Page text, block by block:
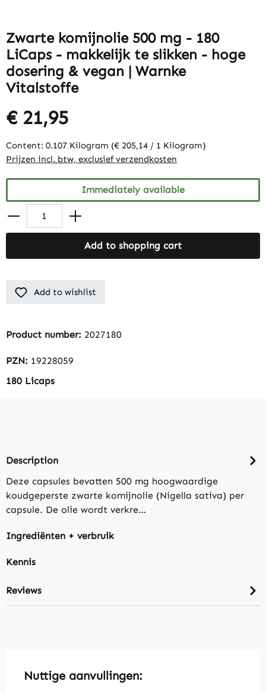
Zwarte komijnolie 500 mg - 180
LiCaps - makkelijk te slikken - hoge
dosering & vegan | Warnke
Vitalstoffe
€ 21,95
Content: 0.107 Kilogram (€ 205,14 / 1 Kilogram)
Prijzen incl. btw, exclusief verzendkosten
Immediately available
Add to shopping cart
Add to wishlist
Product number: 2027180
PZN: 19228059
180 Licaps
Description
Deze capsules bevatten 500 mg hoogwaardige
koudgeperste zwarte komijnolie (Nigella sativa) per
capsule. De olie wordt verkre…
Ingrediënten + verbruik
Kennis
Reviews
Skip product gallery
Nuttige aanvullingen: